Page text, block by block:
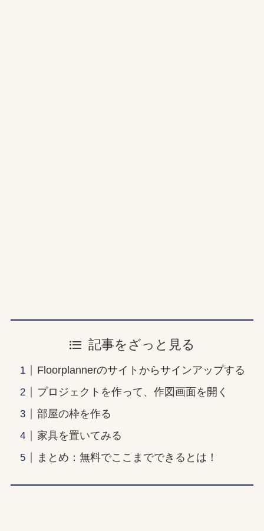
記事をざっと見る
Floorplannerのサイトからサインアップする
プロジェクトを作って、作図画面を開く
部屋の枠を作る
家具を置いてみる
まとめ：無料でここまでできるとは！